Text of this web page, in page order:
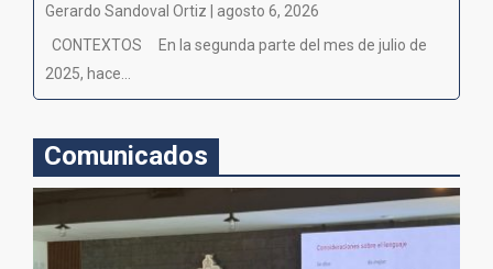
Gerardo Sandoval Ortiz | agosto 6, 2026
CONTEXTOS En la segunda parte del mes de julio de
2025, hace...
Comunicados